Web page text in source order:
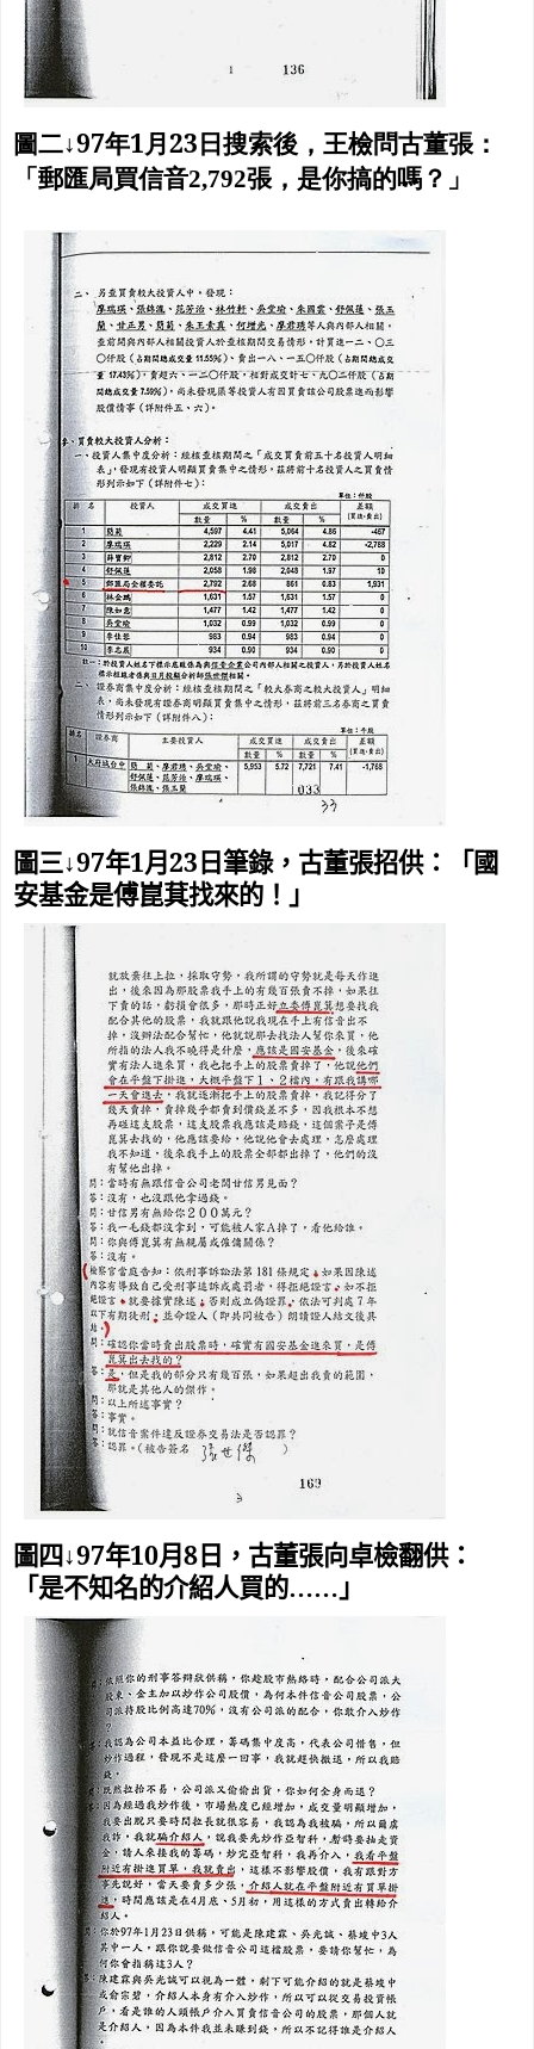
圖二↓97年1 月 23 日搜索後，王檢問古董張：
「郵匯局買信音2,792張，是你搞的嗎？」
圖三↓97年1月 23 日筆錄，古董張招供：「國
安基金是傅崑萁找來的！」
圖四↓97年10月 8 日，古董張向卓檢翻供：
「是不知名的介紹人買的……」